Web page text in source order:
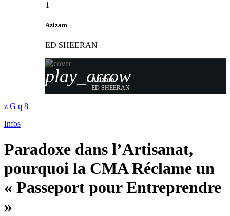
1
Azizam
ED SHEERAN
play_arrow
Azizam
ED SHEERAN
Infos
Paradoxe dans l’Artisanat,
pourquoi la CMA Réclame un
« Passeport pour Entreprendre
»